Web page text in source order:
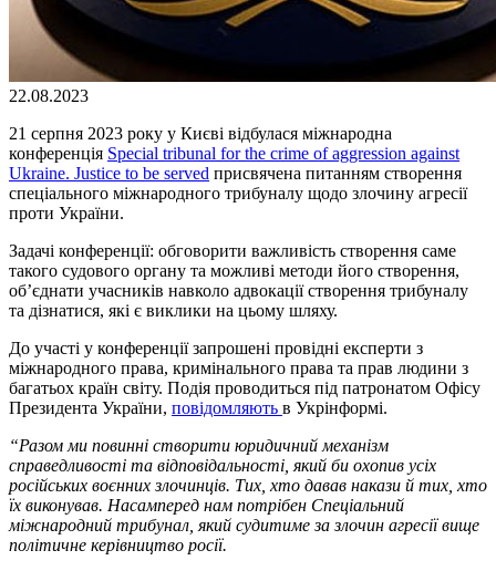
22.08.2023
21 серпня 2023 року у Києві відбулася міжнародна
конференція Special tribunal for the crime of aggression against
Ukraine. Justice to be served присвячена питанням створення
спеціального міжнародного трибуналу щодо злочину агресії
проти України.
Задачі конференції: обговорити важливість створення саме
такого судового органу та можливі методи його створення,
об’єднати учасників навколо адвокації створення трибуналу
та дізнатися, які є виклики на цьому шляху.
До участі у конференції запрошені провідні експерти з
міжнародного права, кримінального права та прав людини з
багатьох країн світу. Подія проводиться під патронатом Офісу
Президента України, повідомляють в Укрінформі.
“Разом ми повинні створити юридичний механізм
справедливості та відповідальності, який би охопив усіх
російських воєнних злочинців. Тих, хто давав накази й тих, хто
їх виконував. Насамперед нам потрібен Спеціальний
міжнародний трибунал, який судитиме за злочин агресії вище
політичне керівництво росії.